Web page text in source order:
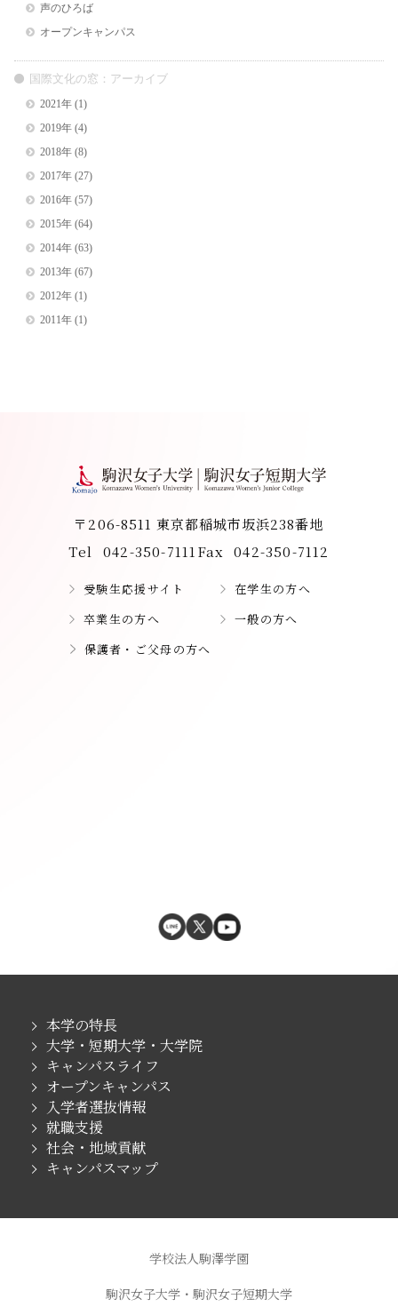
声のひろば
オープンキャンパス
国際文化の窓：アーカイブ
2021年(1)
2019年(4)
2018年(8)
2017年(27)
2016年(57)
2015年(64)
2014年(63)
2013年(67)
2012年(1)
2011年(1)
〒206-8511 東京都稲城市坂浜238番地
Tel
042-350-7111Fax 042-350-7112
受験生応援サイト
在学生の方へ
卒業生の方へ
一般の方へ
保護者・ご父母の方へ
本学の特長
大学・短期大学・大学院
キャンパスライフ
オープンキャンパス
入学者選抜情報
就職支援
社会・地域貢献
キャンパスマップ
学校法人駒澤学園
駒沢女子大学・駒沢女子短期大学